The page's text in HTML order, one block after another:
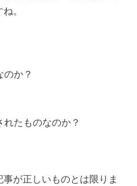
。
のか？
たものなのか？
が正しいものとは限りま